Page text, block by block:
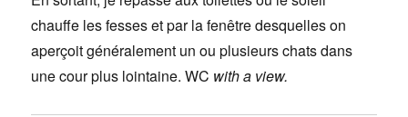
chauffe les fesses et par la fenêtre desquelles on
aperçoit généralement un ou plusieurs chats dans
une cour plus lointaine. WC with a view.